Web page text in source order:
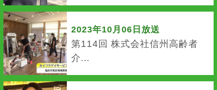
2023年10月06日放送
第114回 株式会社信州高齢者
介...